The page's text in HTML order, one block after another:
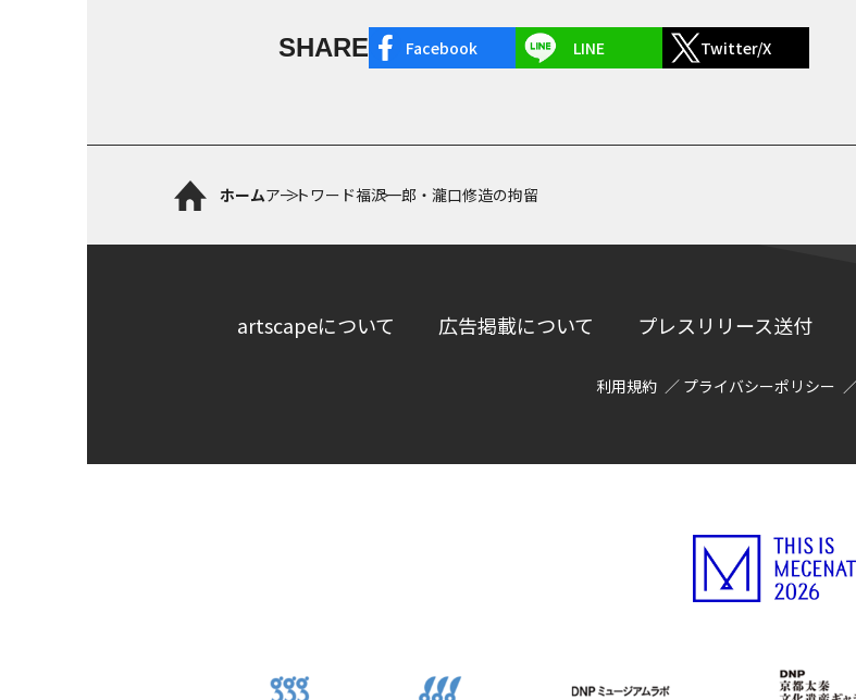
SHARE Facebook LINE Twitter/X
ホームアートワード福沢一郎・瀧口修造の拘留
artscapeについて 広告掲載について プレスリリース送付
利用規約 プライバシーポリシー